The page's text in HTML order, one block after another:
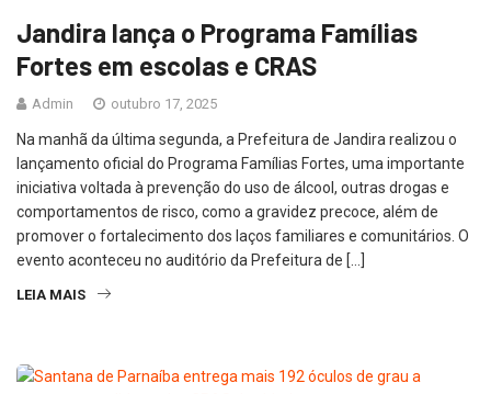
Jandira lança o Programa Famílias
Fortes em escolas e CRAS
Admin outubro 17, 2025
Na manhã da última segunda, a Prefeitura de Jandira realizou o
lançamento oficial do Programa Famílias Fortes, uma importante
iniciativa voltada à prevenção do uso de álcool, outras drogas e
comportamentos de risco, como a gravidez precoce, além de
promover o fortalecimento dos laços familiares e comunitários. O
evento aconteceu no auditório da Prefeitura de […]
LEIA MAIS